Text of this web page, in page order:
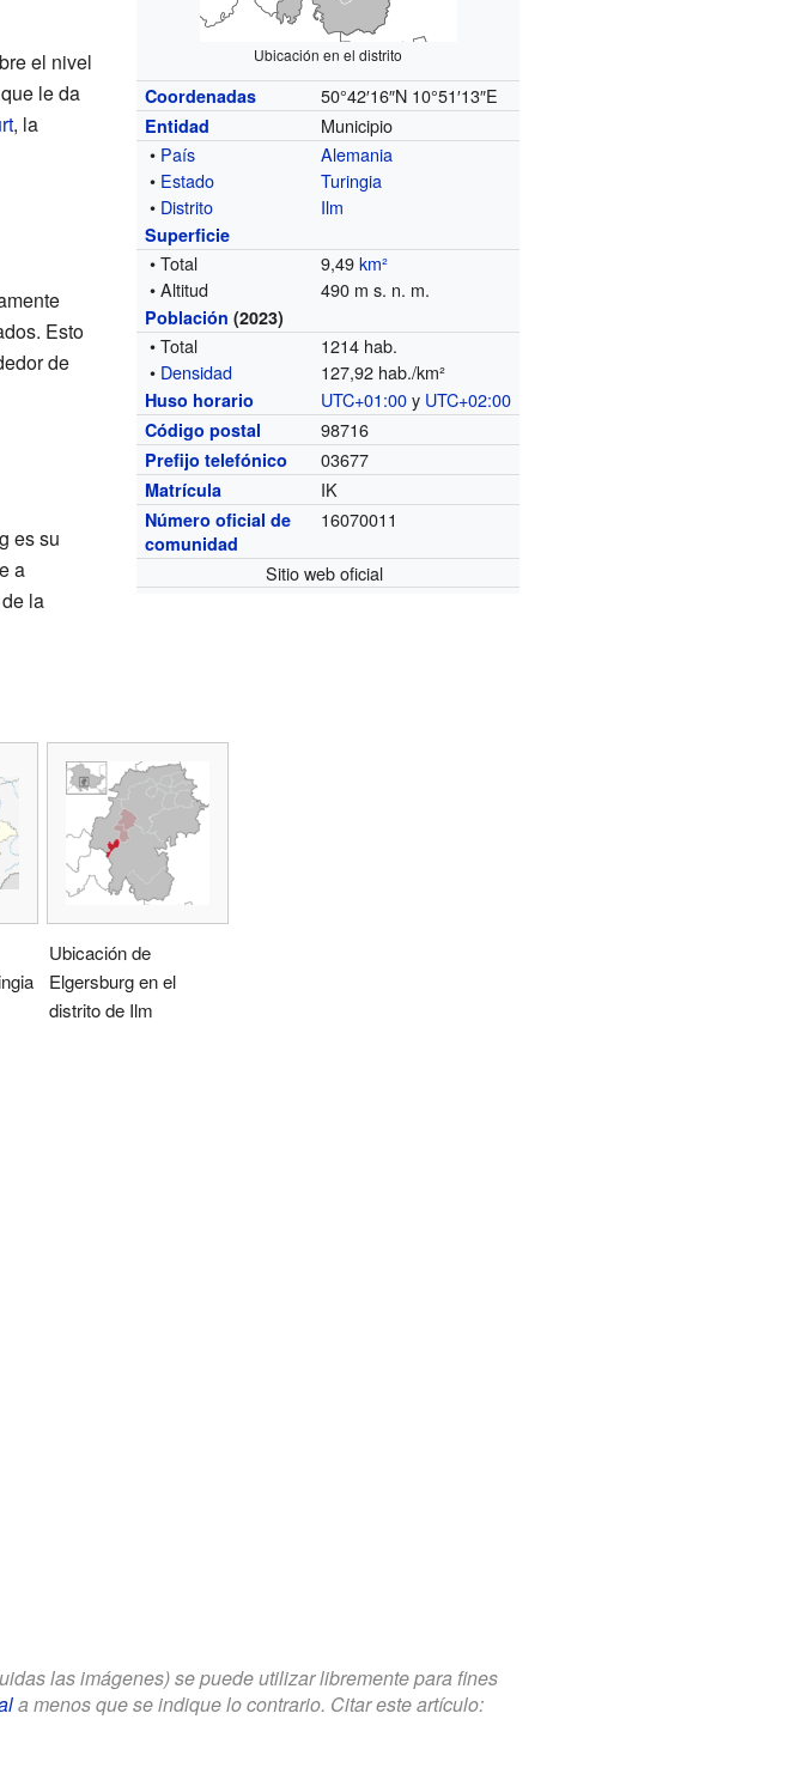
Ubicación en el distrito
Coordenadas 50°42′16″N 10°51′13″E
Entidad
Municipio
• País
Alemania
• Estado
Turingia
• Distrito Ilm
Superficie
• Total 9,49km²
• Altitud
490 m s. n. m.
Población (2023)
• Total
1214 hab.
• Densidad 127,92 hab./km²
Huso horario UTC+01:00y UTC+02:00
Código postal 98716
Prefijo telefónico 03677
Matrícula IK
Número oficial de
comunidad
16070011
Sitio web oficial
el nivel
le da
, la
Esto
de
es su
a
la
Ubicación de
Elgersburg en el
distrito de Ilm
las imágenes) se puede utilizar libremente para fines
a menos que se indique lo contrario. Citar este artículo: